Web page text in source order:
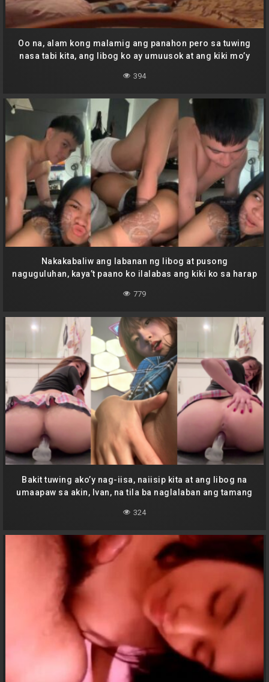
Oo na, alam kong malamig ang panahon pero sa tuwing
nasa tabi kita, ang libog ko ay umuusok at ang kiki mo’y
394
Nakakabaliw ang labanan ng libog at pusong
naguguluhan, kaya’t paano ko ilalabas ang kiki ko sa harap
779
Bakit tuwing ako’y nag-iisa, naiisip kita at ang libog na
umaapaw sa akin, Ivan, na tila ba naglalaban ang tamang
324